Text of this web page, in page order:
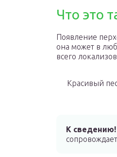
Что это
Появление
она может в
всего
Красивый
К сведению!